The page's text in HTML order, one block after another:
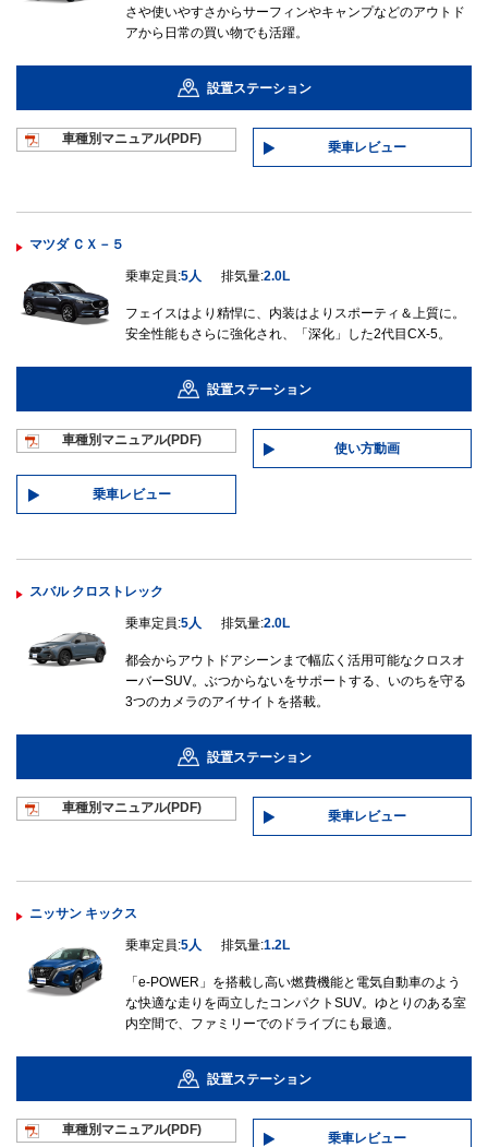
さや使いやすさからサーフィンやキャンプなどのアウトド
アから日常の買い物でも活躍。
設置ステーション
車種別マニュアル(PDF)
乗車レビュー
マツダ ＣＸ－５
乗車定員:5人 排気量:2.0L
フェイスはより精悍に、内装はよりスポーティ＆上質に。
安全性能もさらに強化され、「深化」した2代目CX-5。
設置ステーション
車種別マニュアル(PDF)
使い方動画
乗車レビュー
スバル クロストレック
乗車定員:5人 排気量:2.0L
都会からアウトドアシーンまで幅広く活用可能なクロスオ
ーバーSUV。ぶつからないをサポートする、いのちを守る
3つのカメラのアイサイトを搭載。
設置ステーション
車種別マニュアル(PDF)
乗車レビュー
ニッサン キックス
乗車定員:5人 排気量:1.2L
「e-POWER」を搭載し高い燃費機能と電気自動車のよう
な快適な走りを両立したコンパクトSUV。ゆとりのある室
内空間で、ファミリーでのドライブにも最適。
設置ステーション
車種別マニュアル(PDF)
乗車レビュー